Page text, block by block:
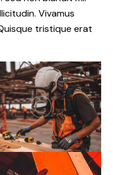
Vivamus
tristique erat